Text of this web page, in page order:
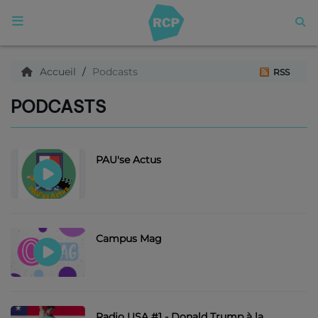
ACCUEIL
Qui sommes nous ?
Articles
C'est quoi ce titre ?
Accueil Podcasts RSS
PODCASTS
PAU'se Actus
Campus Mag